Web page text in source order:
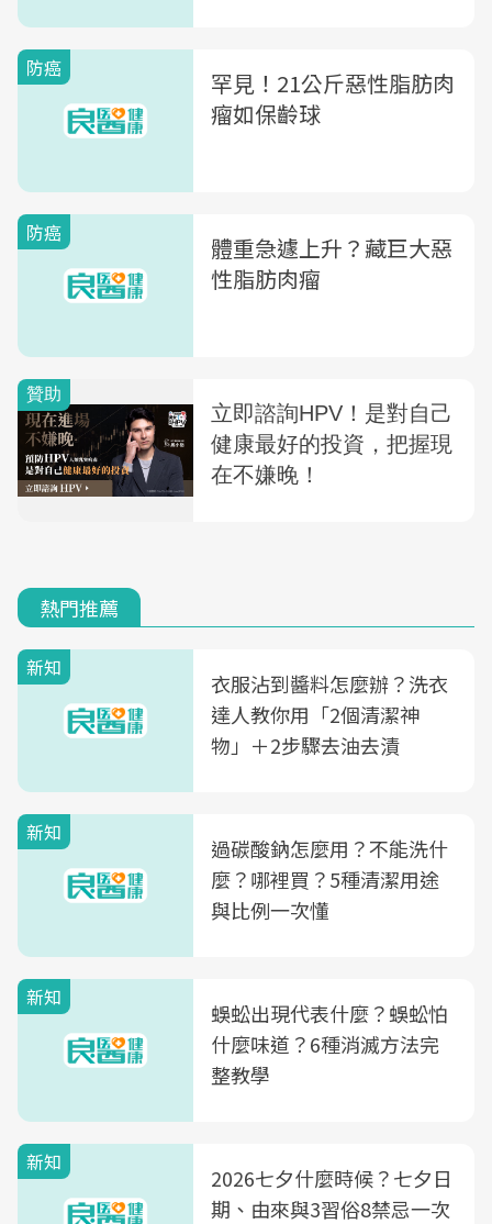
防癌
罕見！21公斤惡性脂肪肉
瘤如保齡球
防癌
體重急遽上升？藏巨大惡
性脂肪肉瘤
熱門推薦
新知
衣服沾到醬料怎麼辦？洗衣
達人教你用「2個清潔神
物」＋2步驟去油去漬
新知
過碳酸鈉怎麼用？不能洗什
麼？哪裡買？5種清潔用途
與比例一次懂
新知
蜈蚣出現代表什麼？蜈蚣怕
什麼味道？6種消滅方法完
整教學
新知
2026七夕什麼時候？七夕日
期、由來與3習俗8禁忌一次